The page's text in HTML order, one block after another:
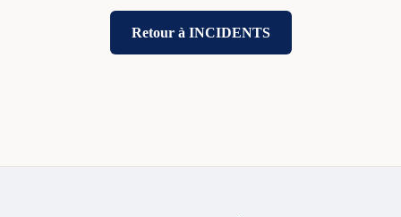
Retour à INCIDENTS